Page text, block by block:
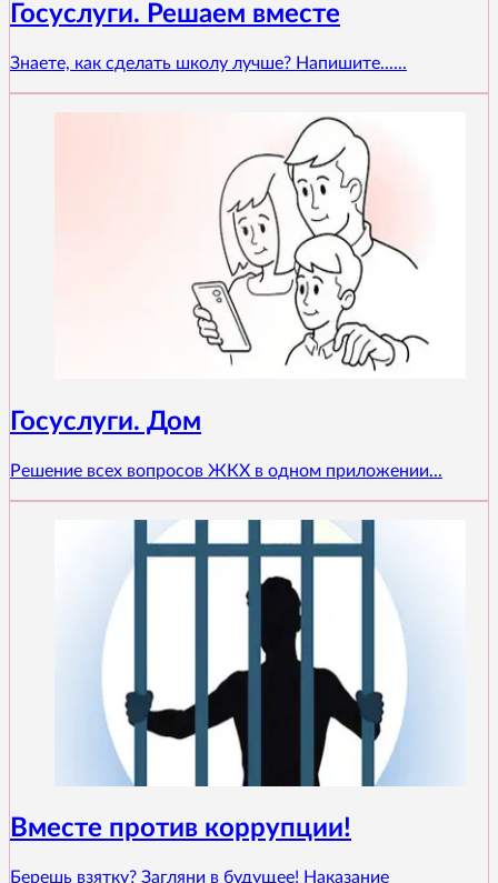
Госуслуги. Решаем вместе
Знаете, как сделать школу лучше? Напишите......
Госуслуги. Дом
Решение всех вопросов ЖКХ в одном приложении...
Вместе против коррупции!
Берешь взятку? Загляни в будущее! Наказание